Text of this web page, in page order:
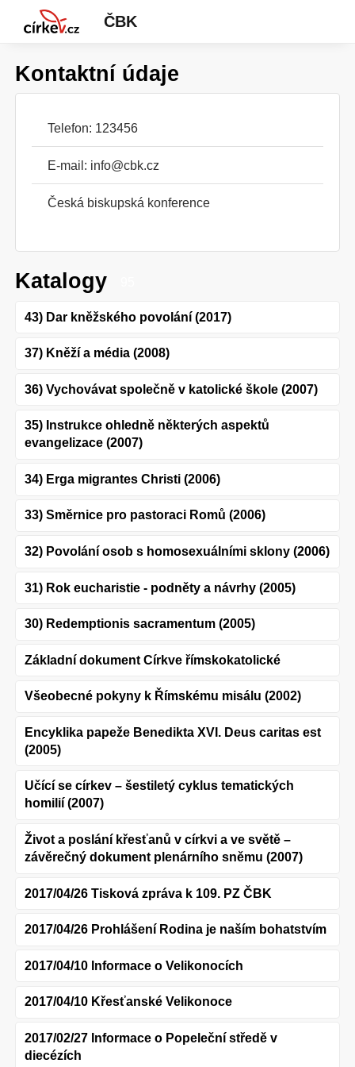
ČBK
Kontaktní údaje
Telefon: 123456
E-mail: info@cbk.cz
Česká biskupská konference
Katalogy
43) Dar kněžského povolání (2017)
37) Kněží a média (2008)
36) Vychovávat společně v katolické škole (2007)
35) Instrukce ohledně některých aspektů
evangelizace (2007)
34) Erga migrantes Christi (2006)
33) Směrnice pro pastoraci Romů (2006)
32) Povolání osob s homosexuálními sklony (2006)
31) Rok eucharistie - podněty a návrhy (2005)
30) Redemptionis sacramentum (2005)
Základní dokument Církve římskokatolické
Všeobecné pokyny k Římskému misálu (2002)
Encyklika papeže Benedikta XVI. Deus caritas est
(2005)
Učící se církev – šestiletý cyklus tematických
homilií (2007)
Život a poslání křesťanů v církvi a ve světě –
závěrečný dokument plenárního sněmu (2007)
2017/04/26 Tisková zpráva k 109. PZ ČBK
2017/04/26 Prohlášení Rodina je naším bohatstvím
2017/04/10 Informace o Velikonocích
2017/04/10 Křesťanské Velikonoce
2017/02/27 Informace o Popeleční středě v
diecézích